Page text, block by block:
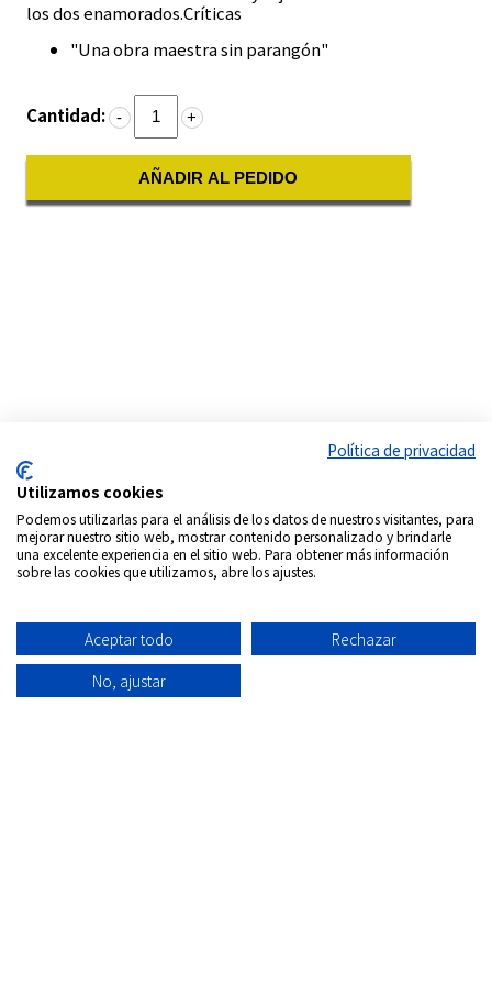
los dos enamorados.Críticas
"Una obra maestra sin parangón"
Cantidad: - +
AÑADIR AL PEDIDO
Copyrigth © 2026Internacional DVD Spain - Tienda de
Todos los derechos Reservados
Política de privacidad
Utilizamos cookies
Podemos utilizarlas para el análisis de los datos de nuestros visitantes, para
mejorar nuestro sitio web, mostrar contenido personalizado y brindarle
una excelente experiencia en el sitio web. Para obtener más información
sobre las cookies que utilizamos, abre los ajustes.
Aceptar todo
Rechazar
No, ajustar